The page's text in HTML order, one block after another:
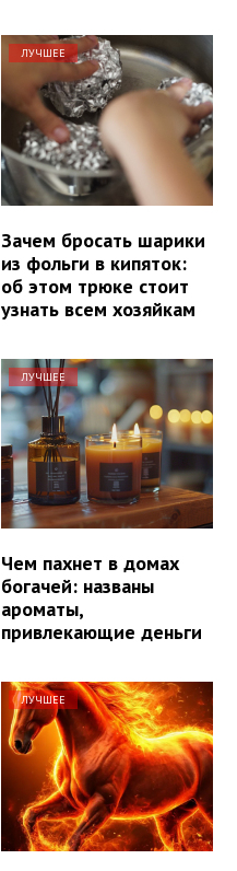
ЛУЧШЕЕ
Зачем бросать шарики
из фольги в кипяток:
об этом трюке стоит
узнать всем хозяйкам
ЛУЧШЕЕ
Чем пахнет в домах
богачей: названы
ароматы,
привлекающие деньги
ЛУЧШЕЕ